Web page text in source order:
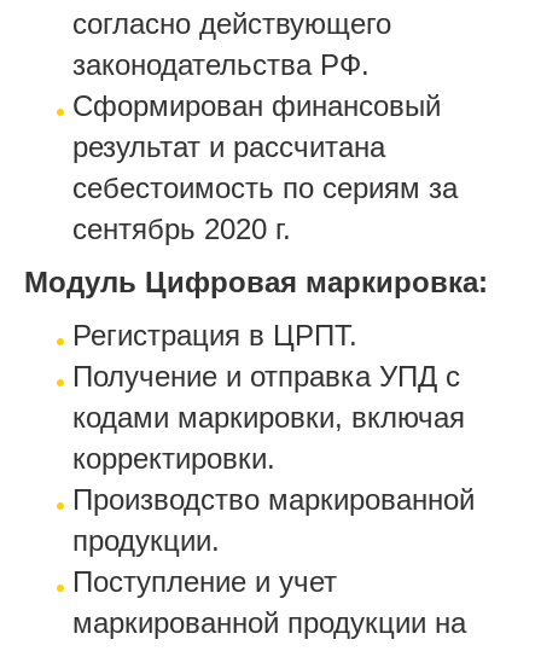
согласно действующего
законодательства РФ.
Сформирован финансовый
результат и рассчитана
себестоимость по сериям за
сентябрь 2020 г.
Модуль Цифровая маркировка:
Регистрация в ЦРПТ.
Получение и отправка УПД с
кодами маркировки, включая
корректировки.
Производство маркированной
продукции.
Поступление и учет
маркированной продукции на